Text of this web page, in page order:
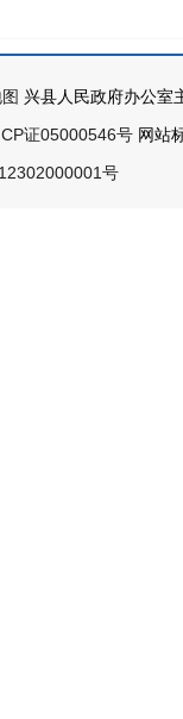
兴县人民政府办公室
证05000546号 网站
号